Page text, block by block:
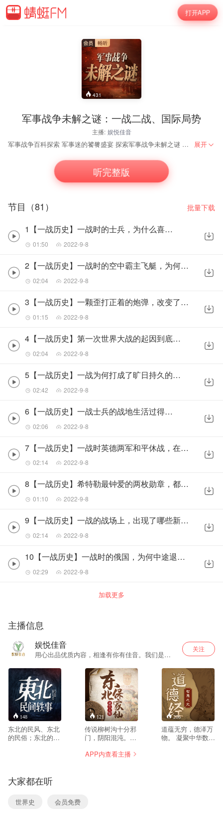
打开APP
431
军事战争未解之谜：一战二战、国际局势
主播: 娱悦佳音
军事战争百科探索 军事迷的饕餮盛宴 探索军事战争未解之谜 了解一战二战国际局势 主播小崔将带回到你“一站、二战”扣人心弦的凶险时局，深度解析一场欧洲战争如何演变为世界灾难，再现了一个扭曲了科学与人性、漫长而崩裂的黑暗时代。 这里能让你系统全面的了解军事战争、军事人物、先进武器 拨开军事战争的层层迷雾，让你看到真相！ 【准备好了吗？】一场引人入胜、令人称奇的【军事战争未解之谜】探索正式展开，在充足的史实佐证和严密分析下，披露了大量的鲜为人知的细节，再现了人类史上最惨烈的战争画面！ 展开
听完整版
节目（81） 批量下载
1【一战历史】一战时的士兵，为什么喜欢养猫？
01:50 2022-9-8
2【一战历史】一战时的空中霸主飞艇，为何会走向没落？
02:04 2022-9-8
3【一战历史】一颗歪打正着的炮弹，改变了凡尔登战役的走向？
01:15 2022-9-8
4【一战历史】第一次世界大战的起因到底是什么？
02:04 2022-9-8
5【一战历史】一战为何打成了旷日持久的阵地战？
02:42 2022-9-8
6【一战历史】一战士兵的战地生活过得有多惨？
02:06 2022-9-8
7【一战历史】一战时英德两军和平休战，在战场上踢足球，互赠礼品
02:14 2022-9-8
8【一战历史】希特勒最钟爱的两枚勋章，都是怎么得来的？
01:10 2022-9-8
9【一战历史】一战的战场上，出现了哪些新式武器？
02:14 2022-9-8
10【一战历史】一战时的俄国，为何中途退出大战？
02:29 2022-9-8
加载更多
主播信息
娱悦佳音
用心出品优质内容，相逢有你有佳音。我们是立
关注
148
东北的民风、东北
的民俗；东北的乡
农村为时代背景。
根据我国东北广为
流传着的一些民间
的精彩传说，精心
121
传说柳树沟十分邪
门，阴阳混沌。我
进柳树沟，从此历
206
道蕴无穷，德泽万
物。 凝聚中华数千
APP内查看主播
大家都在听
世界史 会员免费